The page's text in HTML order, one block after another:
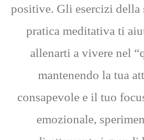
positive. Gli esercizi della
pratica meditativa ti
allenarti a vivere nel
mantenendo la tua
consapevole e il tuo
emozionale,